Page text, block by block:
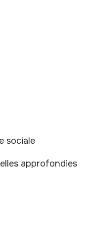
sociale
approfondies